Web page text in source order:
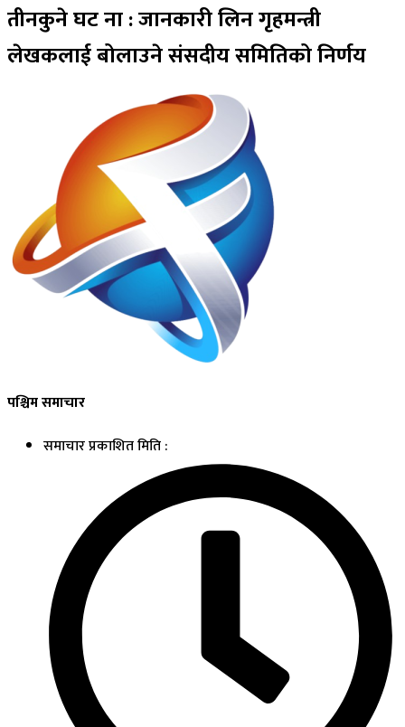
तीनकुने घट ना : जानकारी लिन गृहमन्त्री
लेखकलाई बोलाउने संसदीय समितिको निर्णय
पश्चिम समाचार
समाचार प्रकाशित मिति :